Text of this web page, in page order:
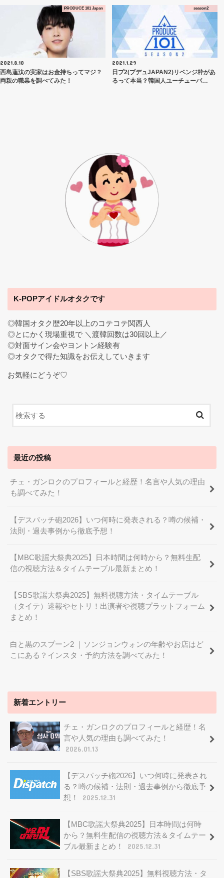
PRODUCE 101 Japan
2021.8.10
西島蓮汰の実家はお金持ちってマジ？
両親の職業を調べてみた！
season2
2021.1.29
日プ2(プデュJAPAN2)リベンジ枠があ
るって本当？韓国人ユーチューバ…
K-POPアイドルオタクです
◎韓国オタク歴20年以上のコテコテ関西人
◎とにかく現場重視で ＼渡韓回数は30回以上／
◎対面サイン会やヨントン経験有
◎オタクで得た知識をお伝えしていきます
お気軽にどうぞ♡
最近の投稿
チェ・ガンロクのプロフィールと経歴！名言や人気の理由
も調べてみた！
【デスパッチ砲2026】いつ何時に発表される？噂の候補・
法則・過去事例から徹底予想！
【MBC歌謡大祭典2025】日本時間は何時から？無料生配
信の視聴方法＆タイムテーブル最新まとめ！
【SBS歌謡大祭典2025】無料視聴方法・タイムテーブル
（タイテ）速報やセトリ！出演者や視聴プラットフォーム
まとめ！
白と黒のスプーン2 ｜ソンジョンウォンの年齢やお店はど
こにある？インスタ・予約方法を調べてみた！
新着エントリー
チェ・ガンロクのプロフィールと経歴！名
言や人気の理由も調べてみた！
2026.01.13
【デスパッチ砲2026】いつ何時に発表され
る？噂の候補・法則・過去事例から徹底予
想！
2025.12.31
【MBC歌謡大祭典2025】日本時間は何時
から？無料生配信の視聴方法＆タイムテー
ブル最新まとめ！
2025.12.31
【SBS歌謡大祭典2025】無料視聴方法・タ